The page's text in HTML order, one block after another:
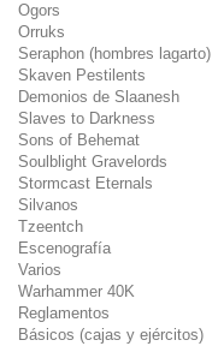
Ogors
Orruks
Seraphon (hombres lagarto)
Skaven Pestilents
Demonios de Slaanesh
Slaves to Darkness
Sons of Behemat
Soulblight Gravelords
Stormcast Eternals
Silvanos
Tzeentch
Escenografía
Varios
Warhammer 40K
Reglamentos
Básicos (cajas y ejércitos)